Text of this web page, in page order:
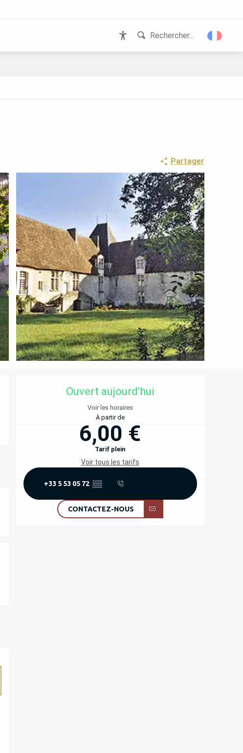
Rechercher...
Partager
OUVERTURE ET
Ouvert aujourd'hui
Voir les horaires
À partir de
6,00 €
Tarif plein
Voir tous les tarifs
+33 5 53 05 72 ▒▒
CONTACTEZ-NOUS